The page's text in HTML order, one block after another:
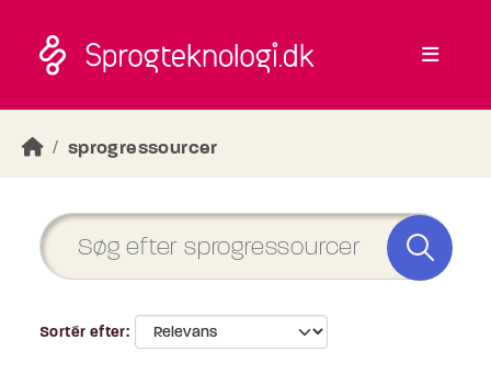
sprogressourcer
Sortér efter